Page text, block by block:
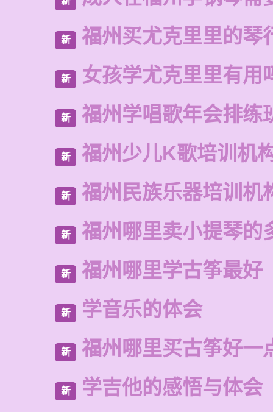
新 福州买尤克里里的琴
新 女孩学尤克里里有用
新 福州学唱歌年会排练
新 福州少儿K歌培训机
新 福州民族乐器培训机
新 福州哪里卖小提琴的
新 福州哪里学古筝最好
新 学音乐的体会
新 福州哪里买古筝好一
新 学吉他的感悟与体会